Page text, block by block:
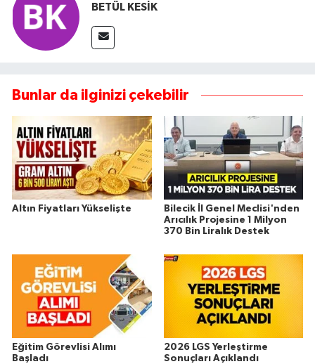
BETÜL KESİK
Bunlar da ilginizi çekebilir
Altın Fiyatları Yükselişte
Bilecik İl Genel Meclisi'nden
Arıcılık Projesine 1 Milyon
370 Bin Liralık Destek
Eğitim Görevlisi Alımı
Başladı
2026 LGS Yerleştirme
Sonuçları Açıklandı